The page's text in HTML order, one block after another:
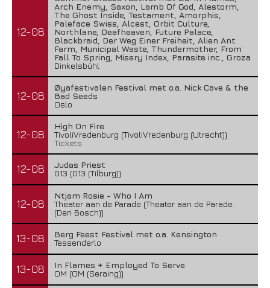
12-08
Arch Enemy, Saxon, Lamb Of God, Alestorm,
The Ghost Inside, Testament, Amorphis,
Paleface Swiss, Alcest, Orbit Culture,
Northlane, Deafheaven, Future Palace,
Blackbraid, Der Weg Einer Freiheit, Alien Ant
Farm, Municipal Waste, Thundermother, From
Fall To Spring, Misery Index, Parasite inc., Groza
Dinkelsbühl
12-08
Øyafestivalen Festival met o.a. Nick Cave & the
Bad Seeds
Oslo
12-08
High On Fire
TivoliVredenburg (TivoliVredenburg (Utrecht))
Tickets
12-08
Judas Priest
013 (013 (Tilburg))
12-08
Ntjam Rosie - Who I Am
Theater aan de Parade (Theater aan de Parade
(Den Bosch))
13-08
Berg Feest Festival met o.a. Kensington
Tessenderlo
13-08
In Flames + Employed To Serve
OM (OM (Seraing))